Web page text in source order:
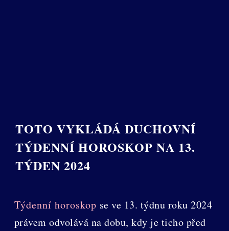
TOTO VYKLÁDÁ DUCHOVNÍ
TÝDENNÍ HOROSKOP NA 13.
TÝDEN 2024
Týdenní horoskop se ve 13. týdnu roku 2024
právem odvolává na dobu, kdy je ticho před